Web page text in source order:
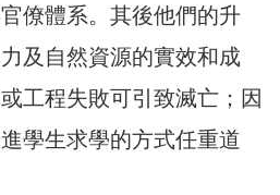
僚體系。其後他們的升
及自然資源的實效和成
工程失敗可引致滅亡；因
學生求學的方式任重道